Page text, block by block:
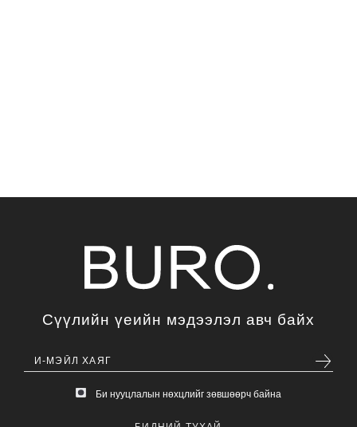
Сүүлийн үеийн мэдээлэл авч байх
Би нууцлалын нөхцлийг зөвшөөрч байна